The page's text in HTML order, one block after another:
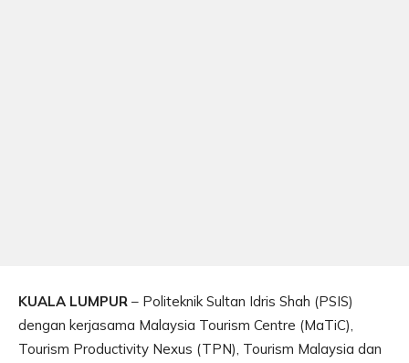
KUALA LUMPUR – Politeknik Sultan Idris Shah (PSIS)
dengan kerjasama Malaysia Tourism Centre (MaTiC),
Tourism Productivity Nexus (TPN), Tourism Malaysia dan